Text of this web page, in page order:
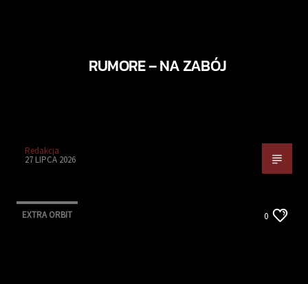
RUMORE – NA ZABÓJ
Redakcja
27 LIPCA 2026
EXTRA ORBIT 0